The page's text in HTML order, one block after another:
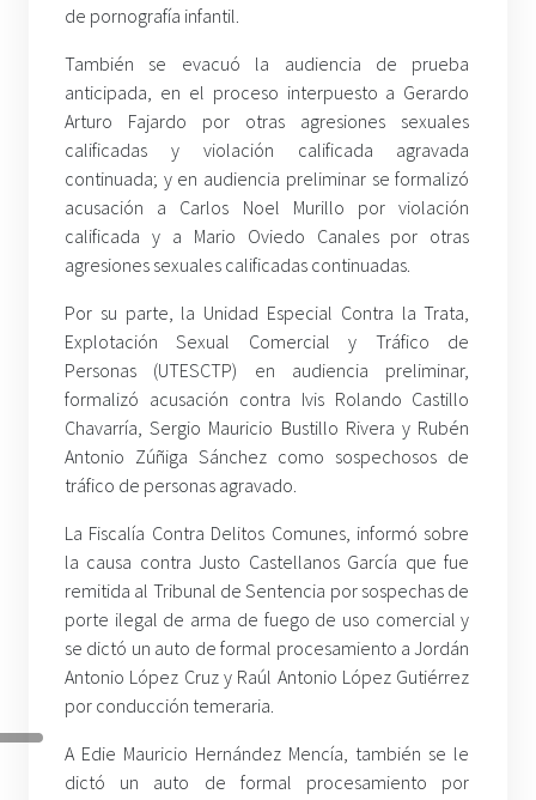
de pornografía infantil.
También se evacuó la audiencia de prueba
anticipada, en el proceso interpuesto a Gerardo
Arturo Fajardo por otras agresiones sexuales
calificadas y violación calificada agravada
continuada; y en audiencia preliminar se formalizó
acusación a Carlos Noel Murillo por violación
calificada y a Mario Oviedo Canales por otras
agresiones sexuales calificadas continuadas.
Por su parte, la Unidad Especial Contra la Trata,
Explotación Sexual Comercial y Tráfico de
Personas (UTESCTP) en audiencia preliminar,
formalizó acusación contra Ivis Rolando Castillo
Chavarría, Sergio Mauricio Bustillo Rivera y Rubén
Antonio Zúñiga Sánchez como sospechosos de
tráfico de personas agravado.
La Fiscalía Contra Delitos Comunes, informó sobre
la causa contra Justo Castellanos García que fue
remitida al Tribunal de Sentencia por sospechas de
porte ilegal de arma de fuego de uso comercial y
se dictó un auto de formal procesamiento a Jordán
Antonio López Cruz y Raúl Antonio López Gutiérrez
por conducción temeraria.
A Edie Mauricio Hernández Mencía, también se le
dictó un auto de formal procesamiento por